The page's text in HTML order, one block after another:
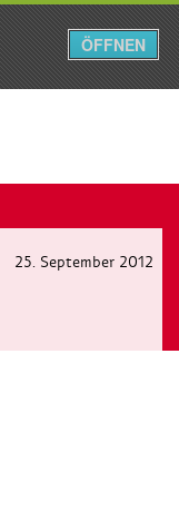
Menü
25. September 2012
ÖFFNEN